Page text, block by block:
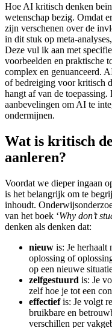
Hoe AI kritisch denken
wetenschap bezig. Omdat
zijn verschenen over de
in dit stuk op meta-
Deze vul ik aan met
voorbeelden en praktische
complex en genuanceerd.
of bedreiging voor kritisch
hangt af van de
aanbevelingen om AI te
ondermijnen.
Wat is kritisch
aanleren?
Voordat we dieper ingaan
is het belangrijk om te
inhoudt.
van het boek ‘Why don’t
denken als denken dat:
nieuw is: Je herhaalt
oplossing of
op een nieuwe
zelfgestuurd is: Je
zelf hoe je tot een
effectiefis: Je volgt
bruikbare en
verschillen per